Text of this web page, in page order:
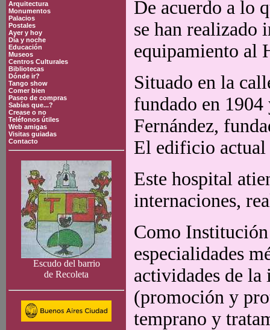
Arquitectura
Monumentos
Palacios
Postales
Ayer y hoy
Día y noche
Educación
Museos
Centros Culturales
Bibliotecas
Dónde ir?
Tango show
Comer bien
Paseo de compras
Sabías que...?
Crease o no
Teléfonos útiles
Web amigas
Visitas guiadas
Contacto
Escudo del barrio
de Recoleta
De acuerdo a lo
se han realizado
equipamiento al
Situado en la
fundado en
Fernández,
El edificio actual
Este hospital
internaciones,
Como
especialidades
actividades de
(promoción y
temprano y